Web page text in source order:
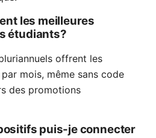
les meilleures
étudiants?
offrent les
mois, même sans code
des promotions
puis-je connecter